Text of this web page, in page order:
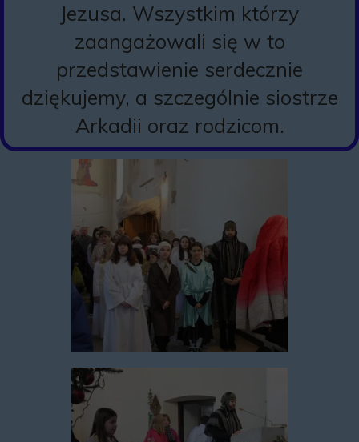
Jezusa. Wszystkim którzy
zaangażowali się w to
przedstawienie serdecznie
dziękujemy, a szczególnie siostrze
Arkadii oraz rodzicom.